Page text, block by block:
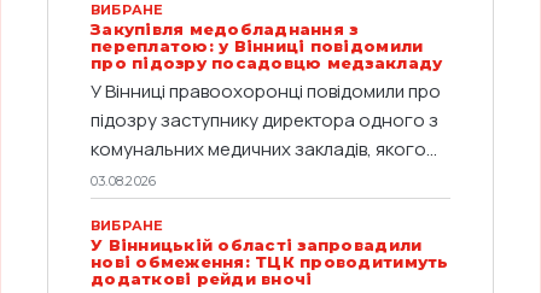
ВИБРАНЕ
Закупівля медобладнання з
переплатою: у Вінниці повідомили
про підозру посадовцю медзакладу
У Вінниці правоохоронці повідомили про
підозру заступнику директора одного з
комунальних медичних закладів, якого...
03.08.2026
ВИБРАНЕ
У Вінницькій області запровадили
нові обмеження: ТЦК проводитимуть
додаткові рейди вночі